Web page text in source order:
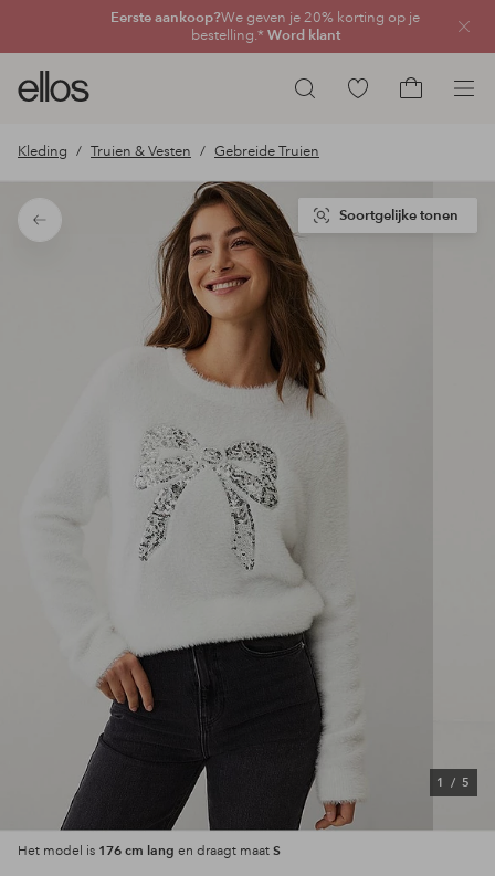
Eerste aankoop?We geven je 20% korting op je
bestelling.* Word klant
Zoeken
Ellos
logo
ga
naar
de
voorpagina
Ga
producten
Kleding Truien & Vesten Gebreide Truien
Terug
1 / 5
Soortgelijke tonen
Het model is 176 cm lang en draagt maat S